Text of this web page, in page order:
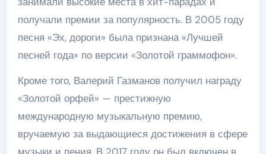
получали премии за популярность. В 2005 году
песня «Эх, дороги» была признана «Лучшей
песней года» по версии «Золотой граммофон».
Кроме того, Валерий Газманов получил награду
«Золотой орфей» — престижную
международную музыкальную премию,
вручаемую за выдающиеся достижения в сфере
музыки и пения. В 2017 году он был включен в